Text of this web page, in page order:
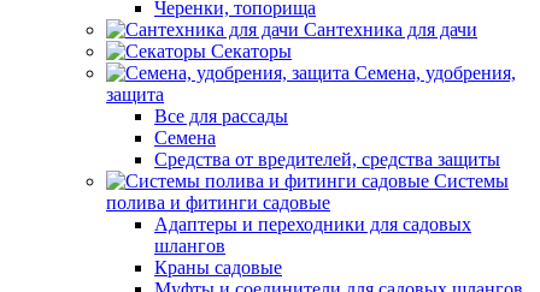
Черенки, топорища
Сантехника для дачи
Секаторы
Семена, удобрения,
защита
Все для рассады
Семена
Средства от вредителей, средства защиты
Системы
полива и фитинги садовые
Адаптеры и переходники для садовых
шлангов
Краны садовые